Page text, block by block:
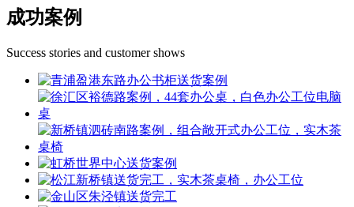
成功案例
Success stories and customer shows